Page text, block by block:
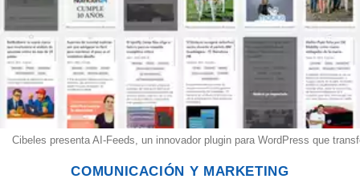
Cibeles presenta AI-Feeds, un innovador plugin para WordPress que
COMUNICACIÓN Y MARKETING